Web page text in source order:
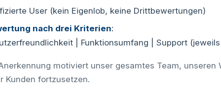
User (kein Eigenlob, keine Drittbewertungen)
nach drei Kriterien:
| Funktionsumfang | Support (jeweils
motiviert unser gesamtes Team, unseren
Kunden fortzusetzen.